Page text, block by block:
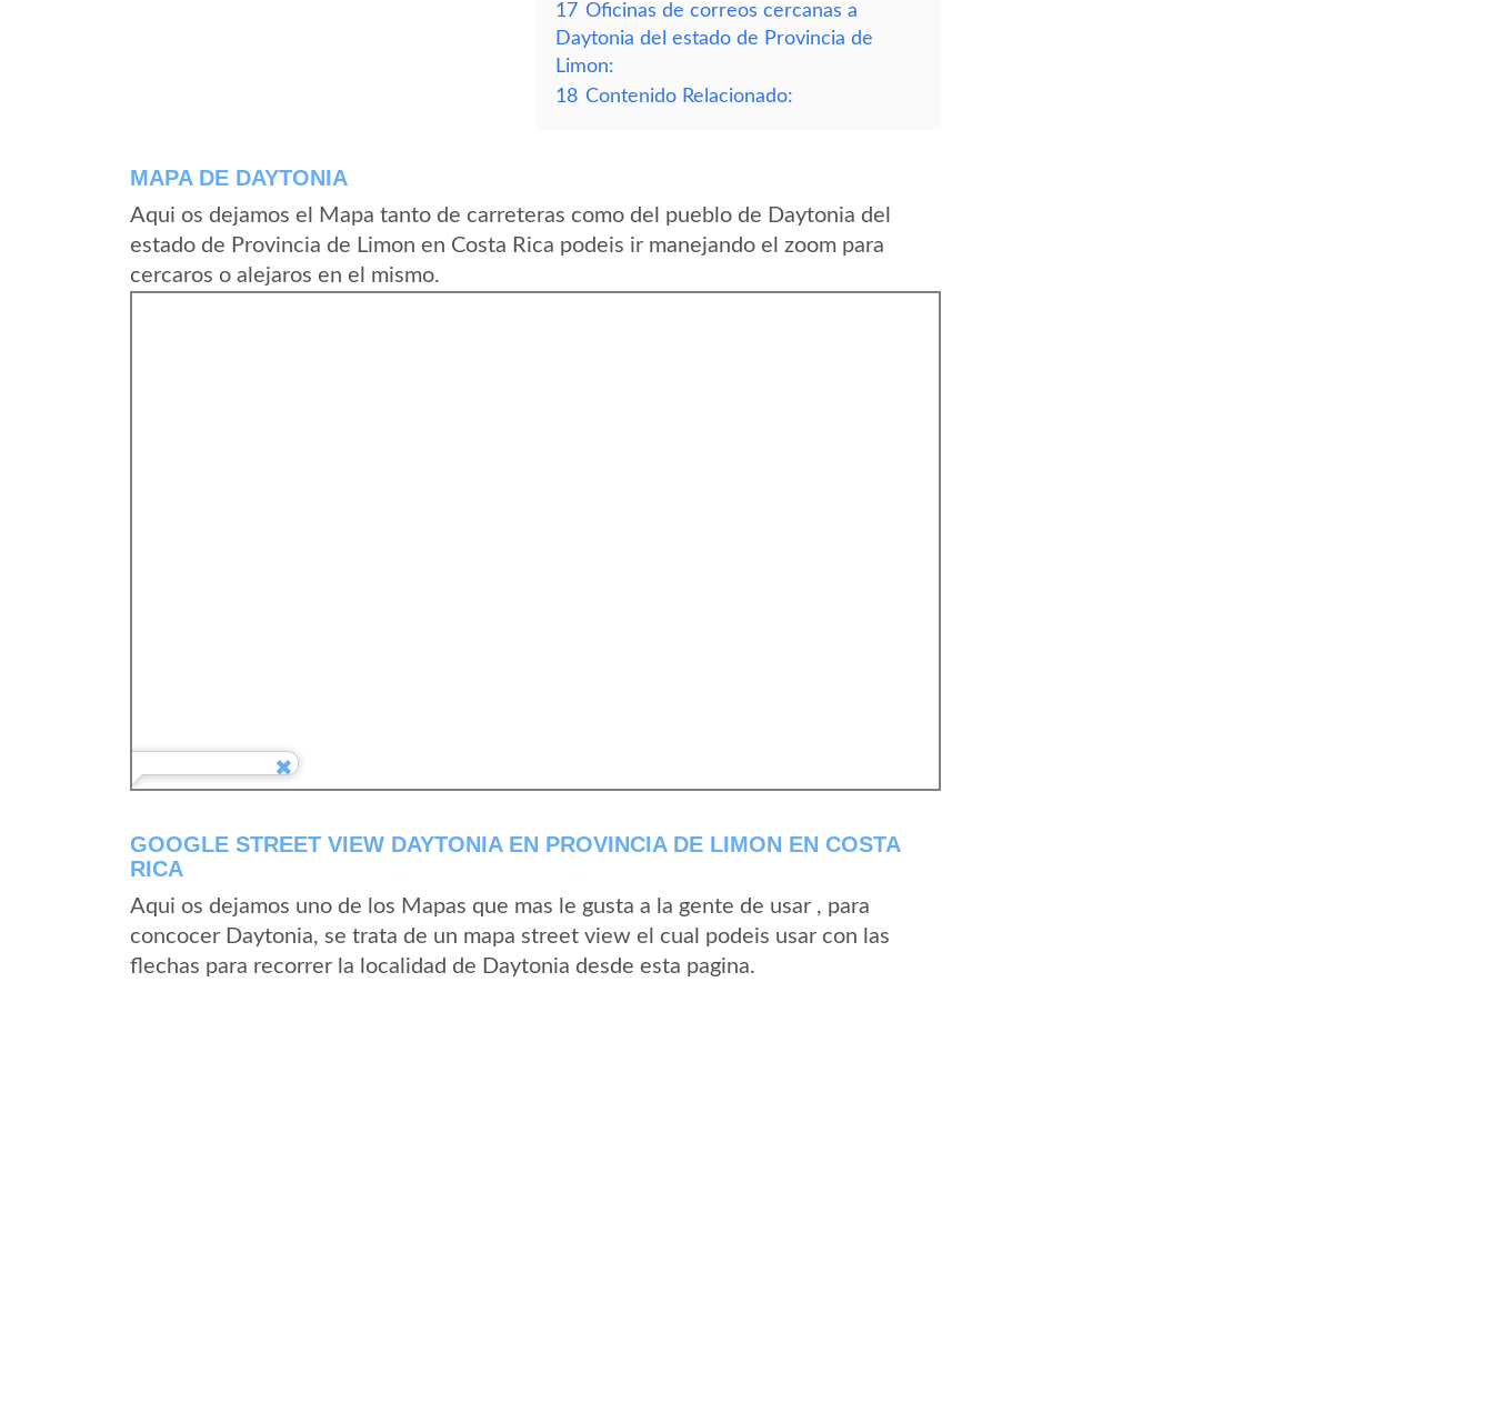
17 Oficinas de correos cercanas a
Daytonia del estado de Provincia de
Limon:
18 Contenido Relacionado:
MAPA DE DAYTONIA
Aqui os dejamos el Mapa tanto de carreteras como del pueblo de Daytonia del
estado de Provincia de Limon en Costa Rica podeis ir manejando el zoom para
cercaros o alejaros en el mismo.
GOOGLE STREET VIEW DAYTONIA EN PROVINCIA DE LIMON EN COSTA
RICA
Aqui os dejamos uno de los Mapas que mas le gusta a la gente de usar , para
concocer Daytonia, se trata de un mapa street view el cual podeis usar con las
flechas para recorrer la localidad de Daytonia desde esta pagina.